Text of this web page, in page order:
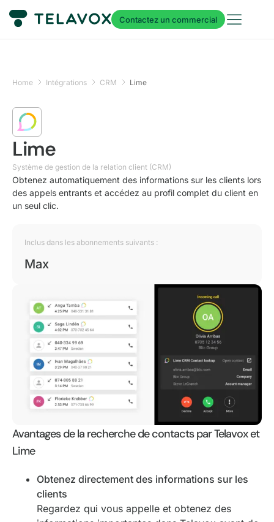
Contactez un commercial
Home Intégrations CRM Lime
Avantages de la recherche de contacts par Telavox et
Lime
Obtenez directement des informations sur les
clients
Regardez qui vous appelle et obtenez des
Lime
Système de gestion de la relation client (CRM)
Obtenez automatiquement des informations sur les clients lors
des appels entrants et accédez au profil complet du client en
un seul clic.
Inclus dans les abonnements suivants :
Max